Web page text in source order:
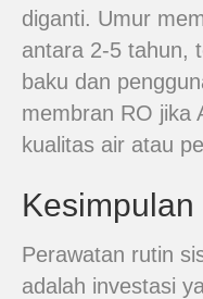
diganti. Umur
antara 2-5 tahun,
baku dan
membran RO jika
kualitas air atau
Kesimpulan
Perawatan rutin
adalah investasi